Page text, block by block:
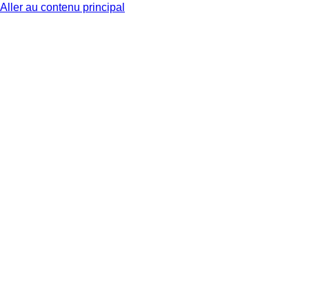
Aller au contenu principal